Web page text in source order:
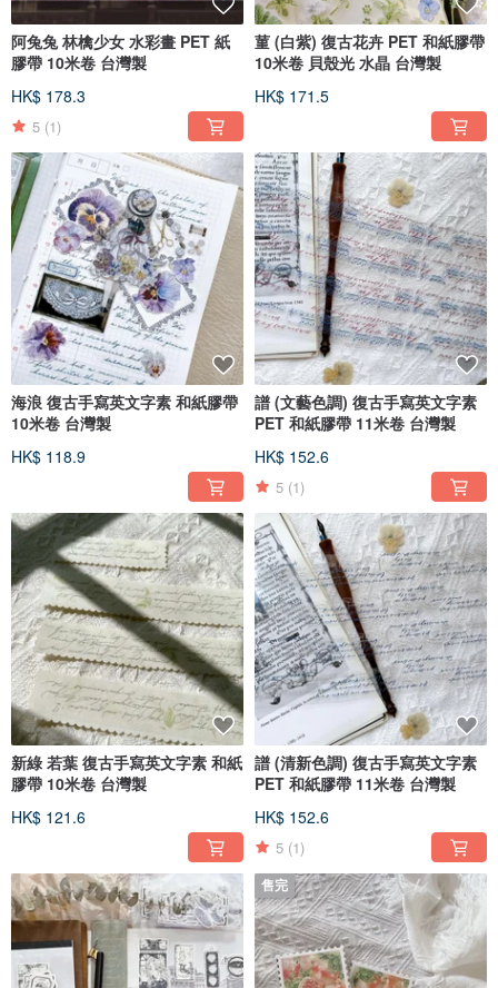
阿兔兔 林檎少女 水彩畫 PET 紙
膠帶 10米卷 台灣製
HK$ 178.3
5 (1)
菫 (白紫) 復古花卉 PET 和紙膠帶
10米卷 貝殼光 水晶 台灣製
HK$ 171.5
海浪 復古手寫英文字素 和紙膠帶
10米卷 台灣製
HK$ 118.9
譜 (文藝色調) 復古手寫英文字素
PET 和紙膠帶 11米卷 台灣製
HK$ 152.6
5 (1)
新綠 若葉 復古手寫英文字素 和紙
膠帶 10米卷 台灣製
HK$ 121.6
譜 (清新色調) 復古手寫英文字素
PET 和紙膠帶 11米卷 台灣製
HK$ 152.6
5 (1)
售完